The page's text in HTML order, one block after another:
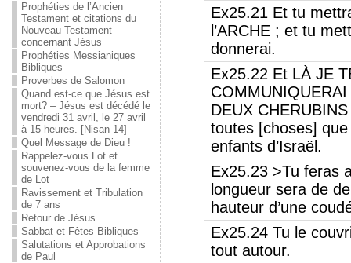
Prophéties de l’Ancien
Testament et citations du
Nouveau Testament
concernant Jésus
Prophéties Messianiques
Bibliques
Proverbes de Salomon
Quand est-ce que Jésus est
mort? – Jésus est décédé le
vendredi 31 avril, le 27 avril
à 15 heures. [Nisan 14]
Quel Message de Dieu !
Rappelez-vous Lot et
souvenez-vous de la femme
de Lot
Ravissement et Tribulation
de 7 ans
Retour de Jésus
Sabbat et Fêtes Bibliques
Salutations et Approbations
de Paul
Ex25.21 Et tu
l’ARCHE ; et tu
donnerai.
Ex25.22 Et LÀ JE
DEUX
toutes [choses]
enfants d’Israël.
Ex25.23 >Tu feras
longueur sera de
hauteur d’une
Ex25.24 Tu le
tout autour.